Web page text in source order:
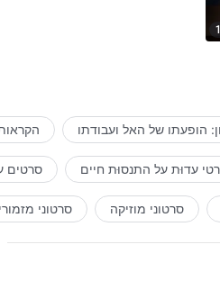
הופעתו של האל ועבודתו
עדוּת על התנסוּת חיים סרטים
סרטוני מוזיקה סרטוני